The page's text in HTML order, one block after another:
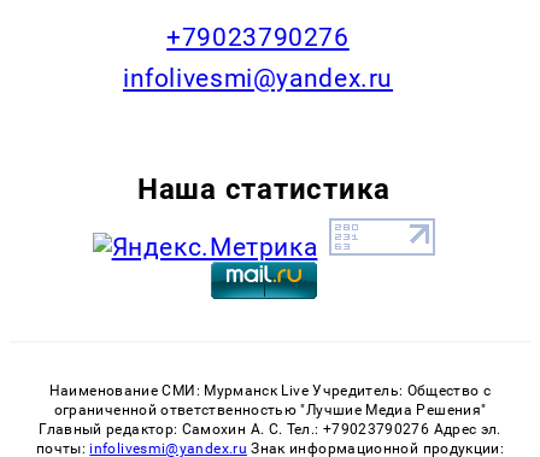
+79023790276
infolivesmi@yandex.ru
Наша статистика
Наименование СМИ: Мурманск Live Учредитель: Общество с
ограниченной ответственностью "Лучшие Медиа Решения"
Главный редактор: Самохин А. С. Тел.: +79023790276 Адрес эл.
почты: infolivesmi@yandex.ru Знак информационной продукции: